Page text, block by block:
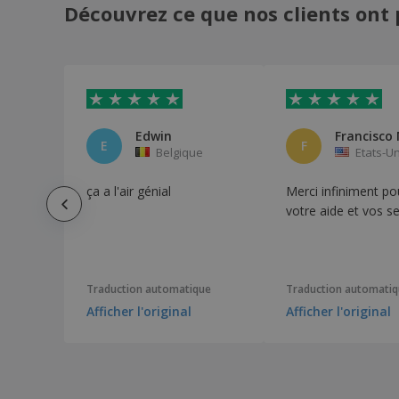
Découvrez ce que nos clients ont
E
Edwin
Belgique
ça a l'air génial
Traduction automatique
Afficher l'original
F Etats-
Merci infiniment
votre aide et vos
Traduction
Afficher l'original